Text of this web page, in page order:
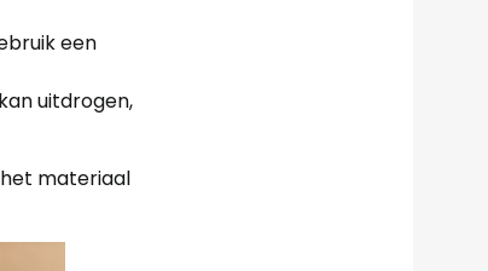
een
uitdrogen,
materiaal